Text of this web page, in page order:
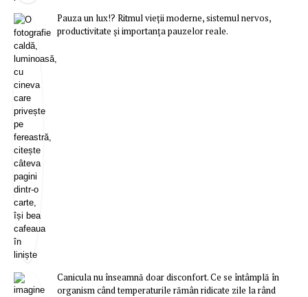
Pauza un lux!? Ritmul vieții moderne, sistemul nervos,
productivitate și importanța pauzelor reale.
Canicula nu înseamnă doar disconfort. Ce se întâmplă în
organism când temperaturile rămân ridicate zile la rând